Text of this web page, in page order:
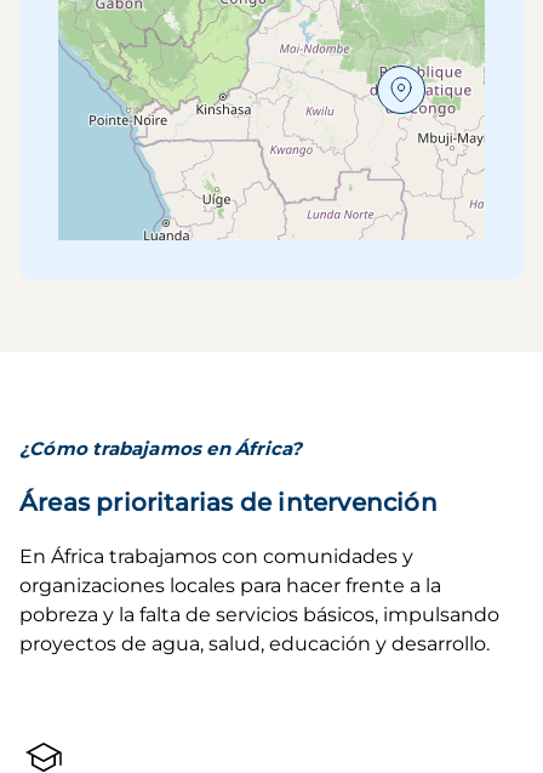
¿Cómo trabajamos en África?
Áreas prioritarias de intervención
En África trabajamos con comunidades y
organizaciones locales para hacer frente a la
pobreza y la falta de servicios básicos, impulsando
proyectos de agua, salud, educación y desarrollo.